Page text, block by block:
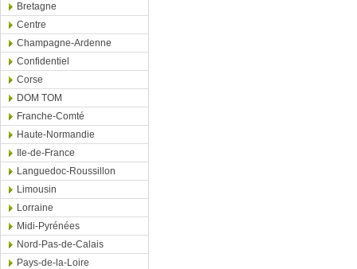
Bretagne
Centre
Champagne-Ardenne
Confidentiel
Corse
DOM TOM
Franche-Comté
Haute-Normandie
Ile-de-France
Languedoc-Roussillon
Limousin
Lorraine
Midi-Pyrénées
Nord-Pas-de-Calais
Pays-de-la-Loire